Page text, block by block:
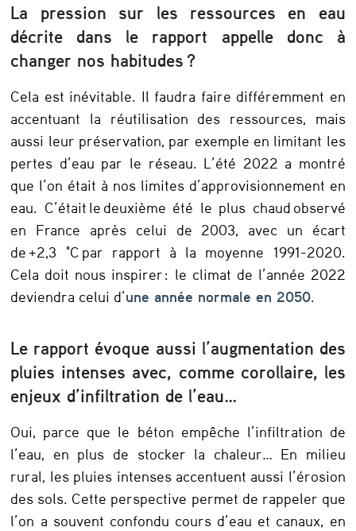
La pression sur les ressources en eau
décrite dans le rapport appelle donc à
changer nos habitudes ?
Cela est inévitable. Il faudra faire différemment en
accentuant la réutilisation des ressources, mais
aussi leur préservation, par exemple en limitant les
pertes d’eau par le réseau. L’été 2022 a montré
que l’on était à nos limites d’approvisionnement en
eau. C’était le deuxième été le plus chaud observé
en France après celui de 2003, avec un écart
de +2,3 °C par rapport à la moyenne 1991-2020.
Cela doit nous inspirer : le climat de l’année 2022
deviendra celui d’une année normale en 2050.
Le rapport évoque aussi l’augmentation des
pluies intenses avec, comme corollaire, les
enjeux d’infiltration de l’eau…
Oui, parce que le béton empêche l’infiltration de
l’eau, en plus de stocker la chaleur… En milieu
rural, les pluies intenses accentuent aussi l’érosion
des sols. Cette perspective permet de rappeler que
l’on a souvent confondu cours d’eau et canaux, en